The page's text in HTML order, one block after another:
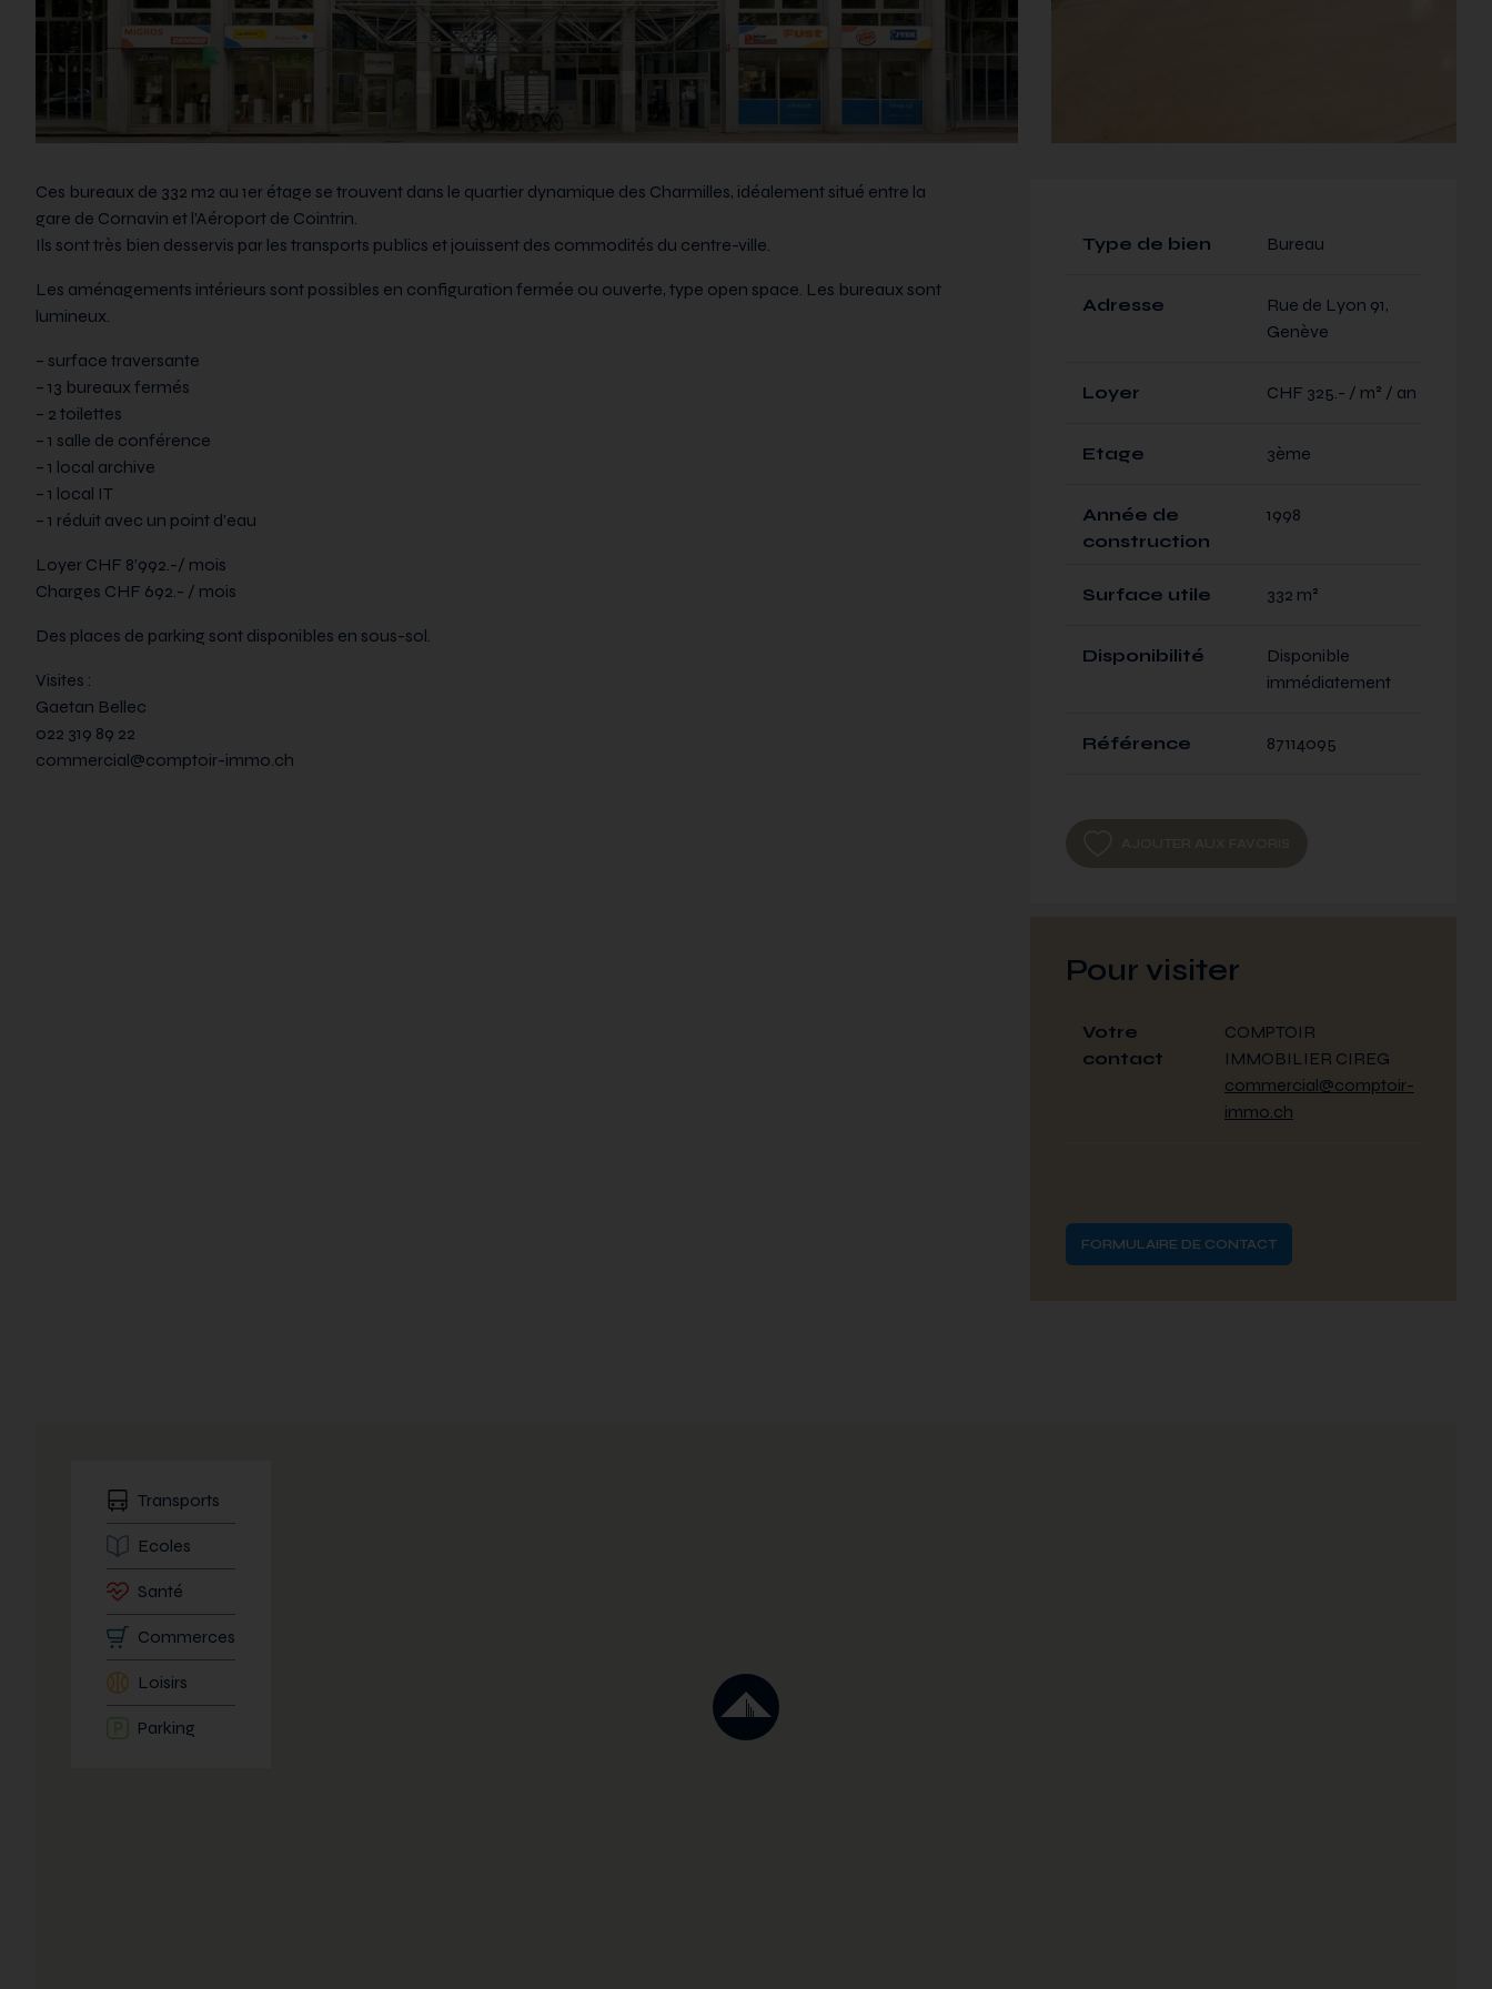
Ces bureaux de 332 m2 au 1er étage se trouvent dans le quartier dynamique des Charmilles, idéalement situé entre la
gare de Cornavin et l’Aéroport de Cointrin.
Ils sont très bien desservis par les transports publics et jouissent des commodités du centre-ville.
Les aménagements intérieurs sont possibles en configuration fermée ou ouverte, type open space. Les bureaux sont
lumineux.
– surface traversante
– 13 bureaux fermés
– 2 toilettes
– 1 salle de conférence
– 1 local archive
– 1 local IT
– 1 réduit avec un point d’eau
Loyer CHF 8’992.-/ mois
Charges CHF 692.- / mois
Des places de parking sont disponibles en sous-sol.
Visites :
Gaetan Bellec
022 319 89 22
commercial@comptoir-immo.ch
Type de bien Bureau
Adresse
Rue de Lyon 91,
Genève
Loyer CHF 325.- / m² / an
Etage 3ème
Année de
construction
1998
Surface utile 332 m²
Disponibilité
Disponible
immédiatement
Référence 87114095
Pour visiter
Votre
contact
COMPTOIR
IMMOBILIER CIREG
commercial@comptoir-
immo.ch
FORMULAIRE DE CONTACT
Transports
Ecoles
Santé
Commerces
Loisirs
Parking